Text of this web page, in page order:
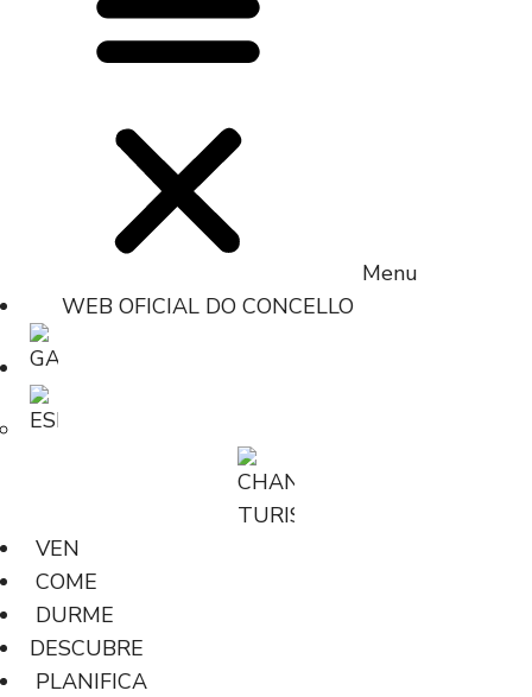
Menu
WEB OFICIAL DO CONCELLO
VEN
COME
DURME
DESCUBRE
PLANIFICA